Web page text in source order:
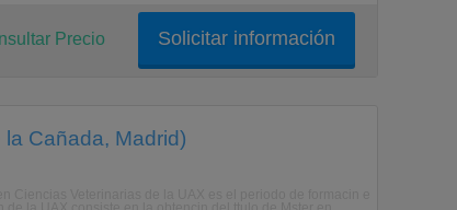
Solicitar información
Precio
Cañada, Madrid)